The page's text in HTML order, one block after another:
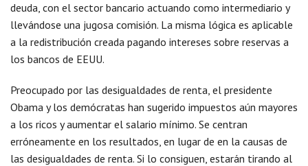
deuda, con el sector bancario actuando como intermediario y
llevándose una jugosa comisión. La misma lógica es aplicable
a la redistribución creada pagando intereses sobre reservas a
los bancos de EEUU.
Preocupado por las desigualdades de renta, el presidente
Obama y los demócratas han sugerido impuestos aún mayores
a los ricos y aumentar el salario mínimo. Se centran
erróneamente en los resultados, en lugar de en la causas de
las desigualdades de renta. Si lo consiguen, estarán tirando al